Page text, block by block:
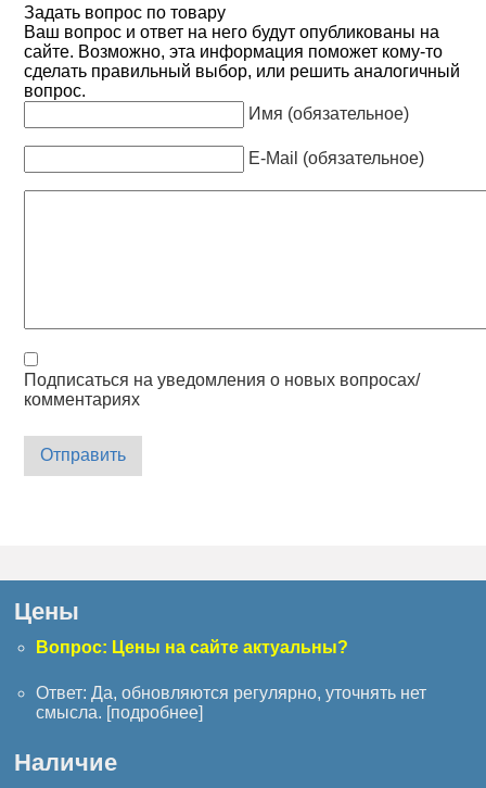
Задать вопрос по товару
Ваш вопрос и ответ на него будут опубликованы на
сайте. Возможно, эта информация поможет кому-то
сделать правильный выбор, или решить аналогичный
вопрос.
Имя (обязательное)
E-Mail (обязательное)
Подписаться на уведомления о новых вопросах/
комментариях
Отправить
Цены
Вопрос: Цены на сайте актуальны?
Ответ: Да, обновляются регулярно, уточнять нет
смысла. [подробнее]
Наличие